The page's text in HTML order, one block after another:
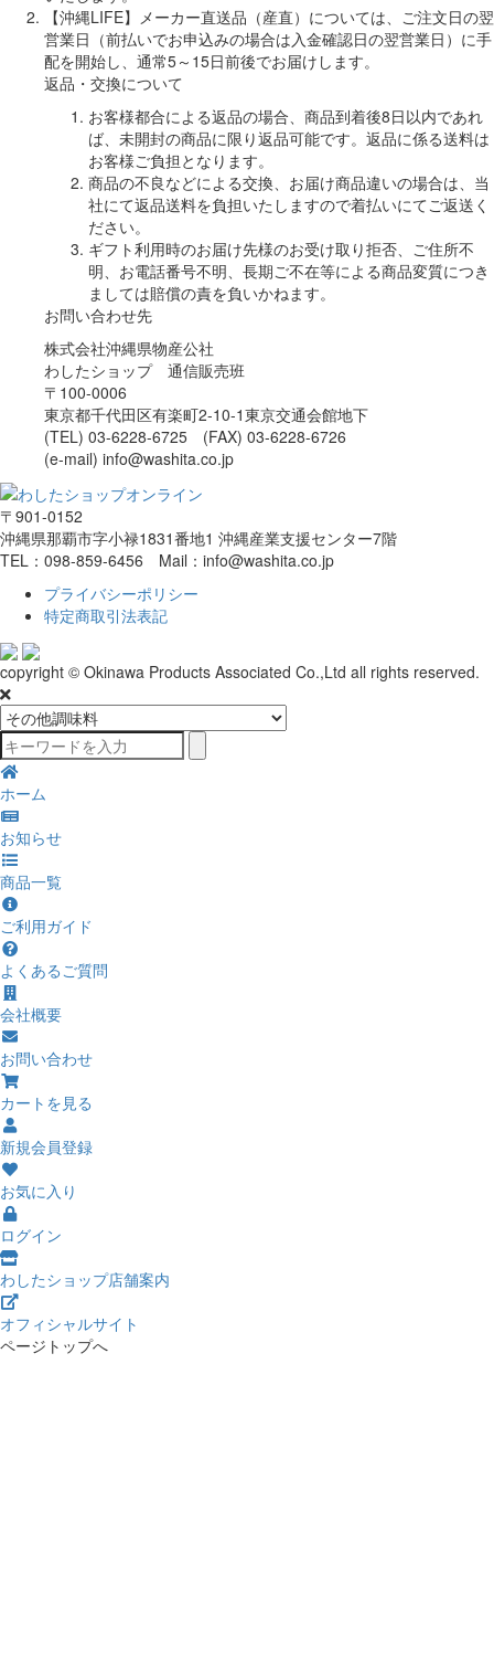
【沖縄LIFE】メーカー直送品（産直）については、ご注文日の翌
営業日（前払いでお申込みの場合は入金確認日の翌営業日）に手
配を開始し、通常5～15日前後でお届けします。
返品・交換について
お客様都合による返品の場合、商品到着後8日以内であれ
ば、未開封の商品に限り返品可能です。返品に係る送料は
お客様ご負担となります。
商品の不良などによる交換、お届け商品違いの場合は、当
社にて返品送料を負担いたしますので着払いにてご返送く
ださい。
ギフト利用時のお届け先様のお受け取り拒否、ご住所不
明、お電話番号不明、長期ご不在等による商品変質につき
ましては賠償の責を負いかねます。
お問い合わせ先
株式会社沖縄県物産公社
わしたショップ 通信販売班
〒100-0006
東京都千代田区有楽町2-10-1東京交通会館地下
(TEL) 03-6228-6725 (FAX) 03-6228-6726
(e-mail) info@washita.co.jp
〒901-0152
沖縄県那覇市字小禄1831番地1 沖縄産業支援センター7階
TEL：098-859-6456 Mail：info@washita.co.jp
プライバシーポリシー
特定商取引法表記
copyright © Okinawa Products Associated Co.,Ltd all rights reserved.
ホーム
お知らせ
商品一覧
ご利用ガイド
よくあるご質問
会社概要
お問い合わせ
カートを見る
新規会員登録
お気に入り
ログイン
わしたショップ店舗案内
オフィシャルサイト
ページトップへ